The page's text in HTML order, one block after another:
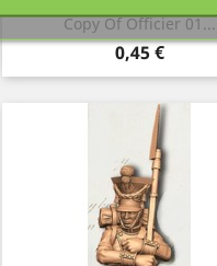
Copy Of Officier 01...
Preço
0,45 €